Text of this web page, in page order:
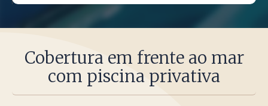
Cobertura em frente ao mar
com piscina privativa